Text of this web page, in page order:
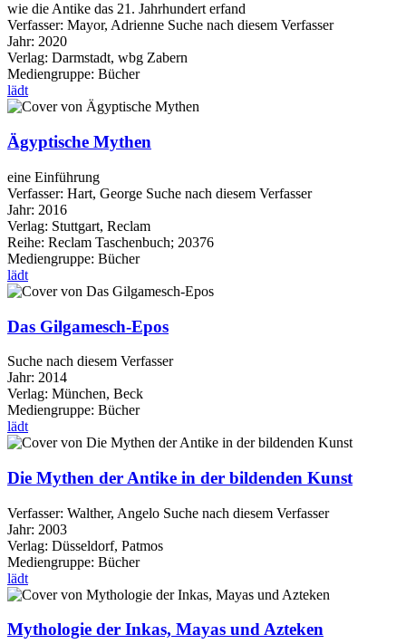
wie die Antike das 21. Jahrhundert erfand
Verfasser: Mayor, Adrienne Suche nach diesem Verfasser
Jahr: 2020
Verlag: Darmstadt, wbg Zabern
Mediengruppe: Bücher
lädt
Ägyptische Mythen
eine Einführung
Verfasser: Hart, George Suche nach diesem Verfasser
Jahr: 2016
Verlag: Stuttgart, Reclam
Reihe: Reclam Taschenbuch; 20376
Mediengruppe: Bücher
lädt
Das Gilgamesch-Epos
Suche nach diesem Verfasser
Jahr: 2014
Verlag: München, Beck
Mediengruppe: Bücher
lädt
Die Mythen der Antike in der bildenden Kunst
Verfasser: Walther, Angelo Suche nach diesem Verfasser
Jahr: 2003
Verlag: Düsseldorf, Patmos
Mediengruppe: Bücher
lädt
Mythologie der Inkas, Mayas und Azteken